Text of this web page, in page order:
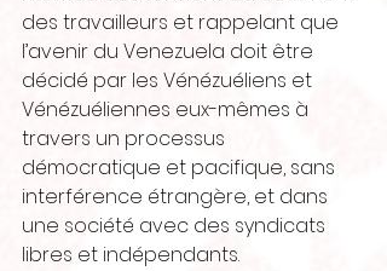
des travailleurs et rappelant que
l’avenir du Venezuela doit être
décidé par les Vénézuéliens et
Vénézuéliennes eux-mêmes à
travers un processus
démocratique et pacifique, sans
interférence étrangère, et dans
une société avec des syndicats
libres et indépendants.